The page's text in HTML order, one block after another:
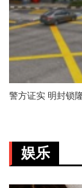
警方证实 明封锁
娱乐